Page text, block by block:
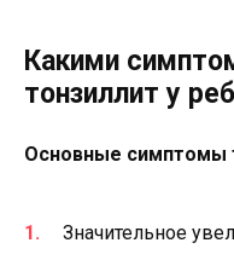
Какими
тонзиллит у
Основные симптомы
Значительное